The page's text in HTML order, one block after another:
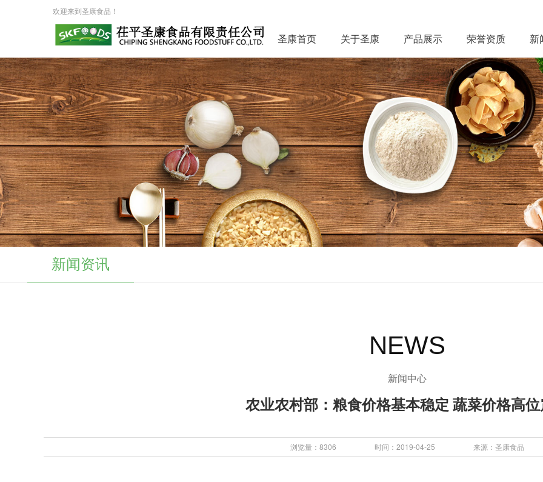
欢迎来到圣康食品！
圣康首页 关于圣康 产品展示 荣誉资质 新
新闻资讯
NEWS
新闻中心
农业农村部：粮食价格基本稳定 蔬菜价格高
浏览量：8306 时间：2019-04-25 来源：圣康食品